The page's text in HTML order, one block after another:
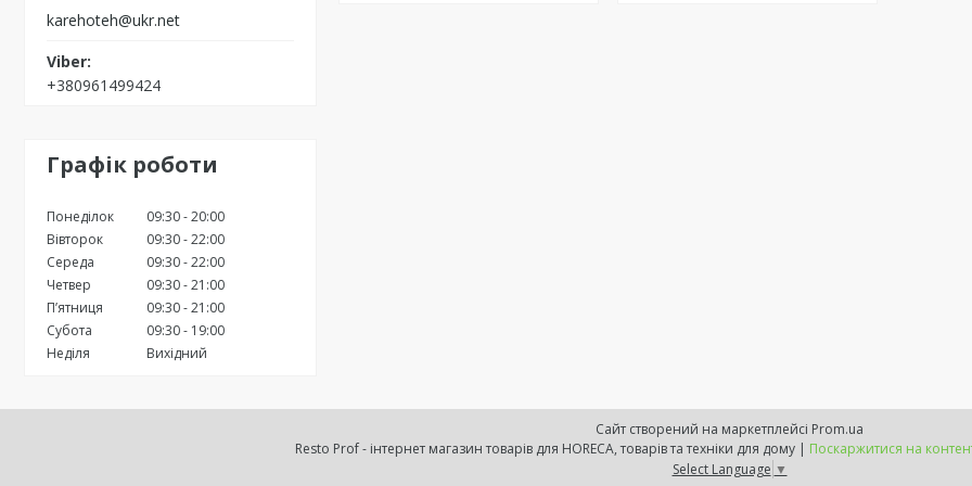
karehoteh@ukr.net
+380961499424
Графік роботи
Понеділок 09:30 20:00
Вівторок
09:30 22:00
Середа
09:30 22:00
Четвер
09:30 21:00
Пʼятниця
09:30 21:00
Субота
09:30
19:00
Неділя
Вихідний
Сайт створений на маркетплейсі Prom.ua
Resto Prof - інтернет магазин товарів для HORECA, товарів та техніки для дому | Поскаржитися на
Select Language ▼